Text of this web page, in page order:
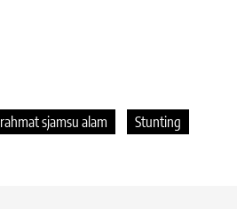
rahmat sjamsu alam
Stunting